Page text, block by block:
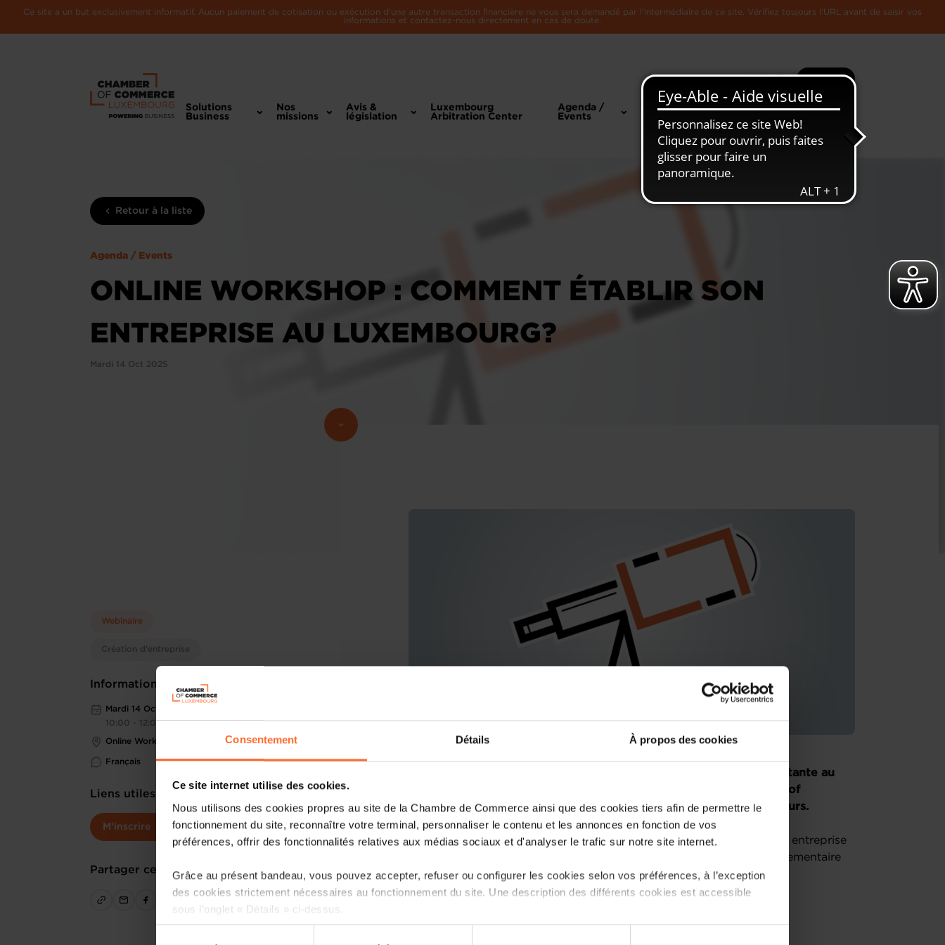
Consentement Détails À propos des cookies
Ce site internet utilise des cookies.
Nous utilisons des cookies propres au site de la Chambre de Commerce ainsi que des cookies tiers afin de permettre le
fonctionnement du site, reconnaître votre terminal, personnaliser le contenu et les annonces en fonction de vos
préférences, offrir des fonctionnalités relatives aux médias sociaux et d'analyser le trafic sur notre site internet.
Grâce au présent bandeau, vous pouvez accepter, refuser ou configurer les cookies selon vos préférences, à l’exception
des cookies strictement nécessaires au fonctionnement du site. Une description des différents cookies est accessible
sous l’onglet « Détails » ci-dessus.
Ce site a un but exclusivement informatif. Aucun paiement de cotisation ou exécution d'une autre transaction financière ne vous sera demandé par l'intermédiaire de ce site. Vérifiez toujours l'URL avant de saisir vos
informations et contactez-nous directement en cas de doute.
Recherche Plus
Solutions
Business
Nos
missions
Avis &
législation
Luxembourg
Arbitration Center
Agenda /
Events
Toute
L'Economie
Retour à la liste
Agenda / Events
ONLINE WORKSHOP : COMMENT ÉTABLIR SON
ENTREPRISE AU LUXEMBOURG?
Mardi 14 Oct 2025
Webinaire
Création d'entreprise
Informations pratiques
Mardi 14 Oct 2025
10:00 - 12:00
Online Workshop
Français
Liens utiles
M'inscrire
Partager cet article
Vous lancez un nouveau business ou reprenez une entreprise existante au
Luxembourg? Laissez-vous guider par les conseillers de la House of
Entrepreneurship, le point de contact unique pour les entrepreneurs.
Comment? Participez à une prochaine session «Comment établir son entreprise
au Luxembourg?», qui vous informera sur l’écosystème, le cadre réglementaire
et les démarches à suivre.